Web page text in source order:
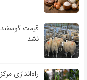
نشد
راه‌اندازی